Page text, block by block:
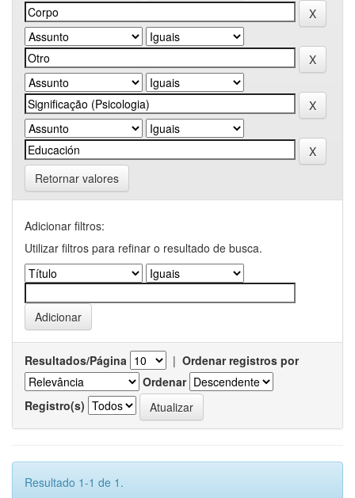
Retornar valores
Adicionar filtros:
Utilizar filtros para refinar o resultado de busca.
Resultados/Página | Ordenar registros por
Ordenar
Registro(s)
Resultado 1-1 de 1.